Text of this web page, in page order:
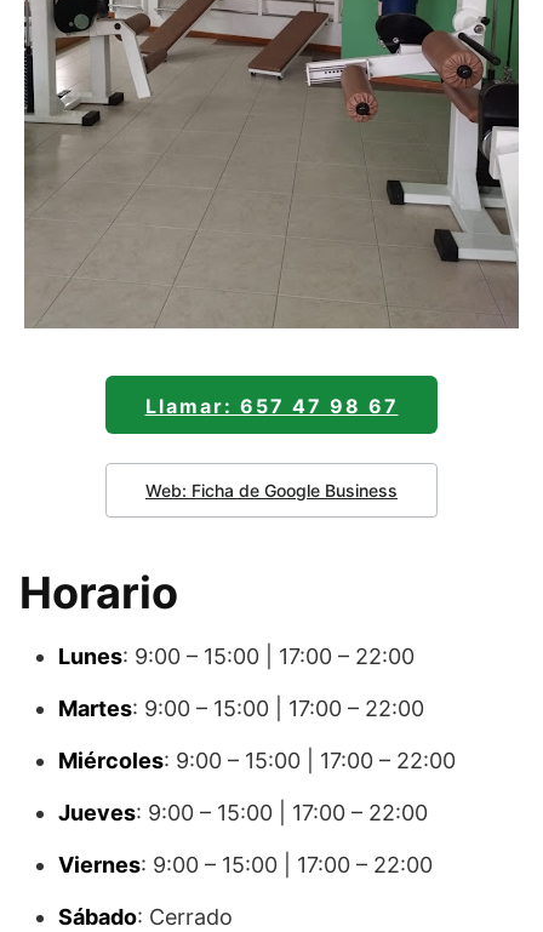
Llamar: 657 47 98 67
Web: Ficha de Google Business
Horario
Lunes: 9:00 – 15:00 | 17:00 – 22:00
Martes: 9:00 – 15:00 | 17:00 – 22:00
Miércoles: 9:00 – 15:00 | 17:00 – 22:00
Jueves: 9:00 – 15:00 | 17:00 – 22:00
Viernes: 9:00 – 15:00 | 17:00 – 22:00
Sábado: Cerrado